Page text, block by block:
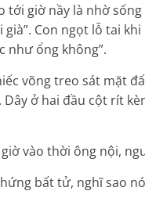
tới giờ nầy là nhờ
già”. Con ngọt lỗ tai
như ổng không”.
võng treo sát mặt
Dây ở hai đầu cột rít
vào thời ông nội,
bất tử, nghĩ sao